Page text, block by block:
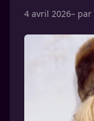
4 avril 2026– par